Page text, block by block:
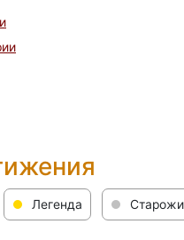
Легенда